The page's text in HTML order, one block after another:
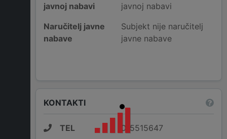
javnoj nabavi
javnoj nabavi
Naručitelj javne
nabave
Subjekt nije naručitelj
javne nabave
KONTAKTI
TEL 015515647